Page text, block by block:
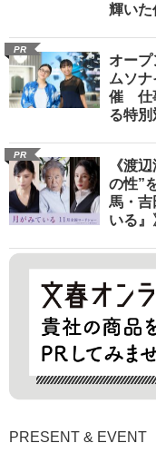
輝いた
PR
オー
ムソ
催 仕
る特別
PR
《渡
の性”
馬・吉
いる』
PRESENT & EVENT